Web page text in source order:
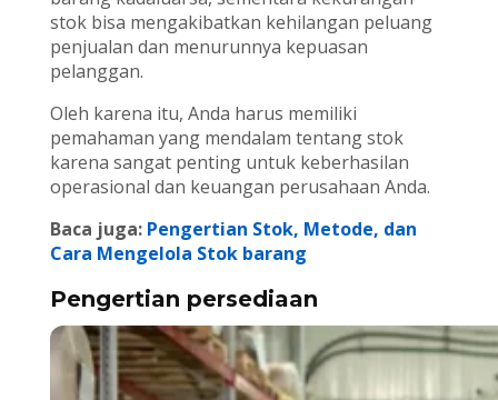
stok bisa mengakibatkan kehilangan peluang
penjualan dan menurunnya kepuasan
pelanggan.
Oleh karena itu, Anda harus memiliki
pemahaman yang mendalam tentang stok
karena sangat penting untuk keberhasilan
operasional dan keuangan perusahaan Anda.
Baca juga: Pengertian Stok, Metode, dan
Cara Mengelola Stok barang
Pengertian persediaan